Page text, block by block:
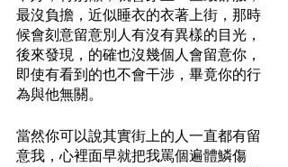
最沒負擔，近似睡衣的衣著上街，那時
候會刻意留意別人有沒有異樣的目光，
後來發現，的確也沒幾個人會留意你，
即使有看到的也不會干涉，畢竟你的行
為與他無關。
當然你可以說其實街上的人一直都有留
意我，心裡面早就把我罵個遍體鱗傷